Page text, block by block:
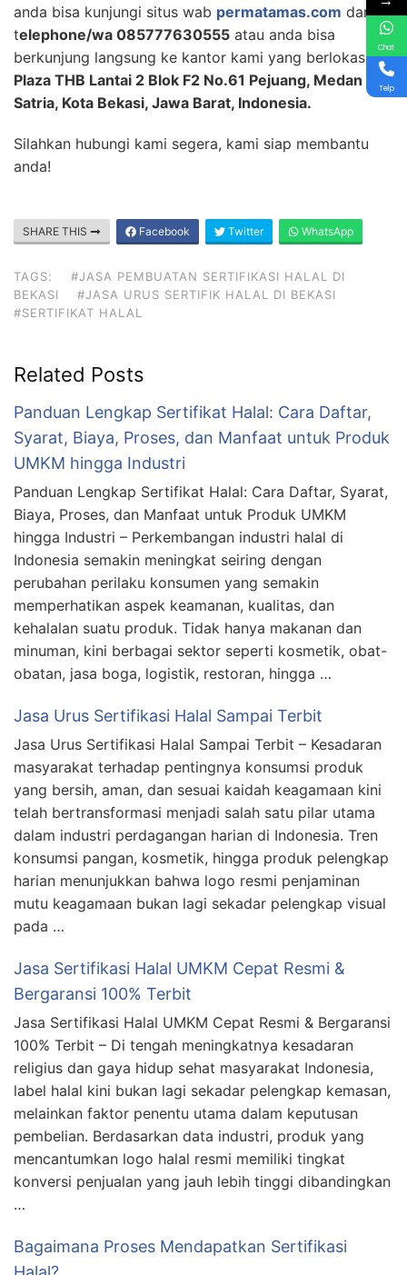
anda bisa kunjungi situs wab permatamas.com dan
telephone/wa 085777630555 atau anda bisa
berkunjung langsung ke kantor kami yang berlokasi di
Plaza THB Lantai 2 Blok F2 No.61 Pejuang, Medan
Satria, Kota Bekasi, Jawa Barat, Indonesia.
Silahkan hubungi kami segera, kami siap membantu
anda!
SHARE THIS Facebook Twitter WhatsApp
TAGS:
#JASA PEMBUATAN SERTIFIKASI HALAL DI
BEKASI
#JASA URUS SERTIFIK HALAL DI BEKASI
#SERTIFIKAT HALAL
Related Posts
Panduan Lengkap Sertifikat Halal: Cara Daftar,
Syarat, Biaya, Proses, dan Manfaat untuk Produk
UMKM hingga Industri
Panduan Lengkap Sertifikat Halal: Cara Daftar, Syarat,
Biaya, Proses, dan Manfaat untuk Produk UMKM
hingga Industri – Perkembangan industri halal di
Indonesia semakin meningkat seiring dengan
perubahan perilaku konsumen yang semakin
memperhatikan aspek keamanan, kualitas, dan
kehalalan suatu produk. Tidak hanya makanan dan
minuman, kini berbagai sektor seperti kosmetik, obat-
obatan, jasa boga, logistik, restoran, hingga …
Jasa Urus Sertifikasi Halal Sampai Terbit
Jasa Urus Sertifikasi Halal Sampai Terbit – Kesadaran
masyarakat terhadap pentingnya konsumsi produk
yang bersih, aman, dan sesuai kaidah keagamaan kini
telah bertransformasi menjadi salah satu pilar utama
dalam industri perdagangan harian di Indonesia. Tren
konsumsi pangan, kosmetik, hingga produk pelengkap
harian menunjukkan bahwa logo resmi penjaminan
mutu keagamaan bukan lagi sekadar pelengkap visual
pada …
Jasa Sertifikasi Halal UMKM Cepat Resmi &
Bergaransi 100% Terbit
Jasa Sertifikasi Halal UMKM Cepat Resmi & Bergaransi
100% Terbit – Di tengah meningkatnya kesadaran
religius dan gaya hidup sehat masyarakat Indonesia,
label halal kini bukan lagi sekadar pelengkap kemasan,
melainkan faktor penentu utama dalam keputusan
pembelian. Berdasarkan data industri, produk yang
mencantumkan logo halal resmi memiliki tingkat
konversi penjualan yang jauh lebih tinggi dibandingkan
…
Bagaimana Proses Mendapatkan Sertifikasi
Chat
Telp